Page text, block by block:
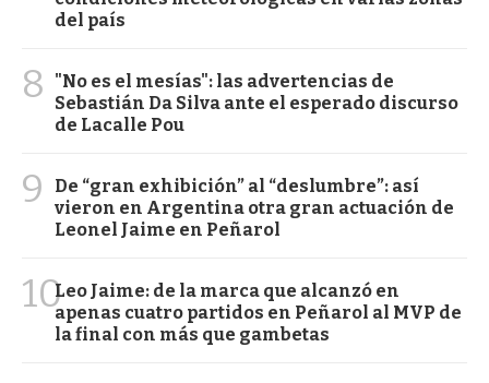
del país
8
"No es el mesías": las advertencias de
Sebastián Da Silva ante el esperado discurso
de Lacalle Pou
9
De “gran exhibición” al “deslumbre”: así
vieron en Argentina otra gran actuación de
Leonel Jaime en Peñarol
10Leo Jaime: de la marca que alcanzó en
apenas cuatro partidos en Peñarol al MVP de
la final con más que gambetas